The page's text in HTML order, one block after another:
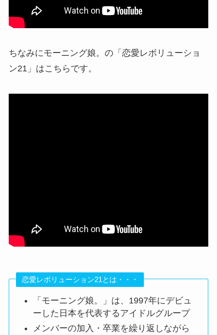
ちなみにモーニング娘。の「恋愛レボリューショ
ン21」はこちらです。
恋愛レボリューション21とは・・・
「モーニング娘。」は、1997年にデビュ
ーした日本を代表するアイドルグループ
メンバーの加入・卒業を繰り返しながら